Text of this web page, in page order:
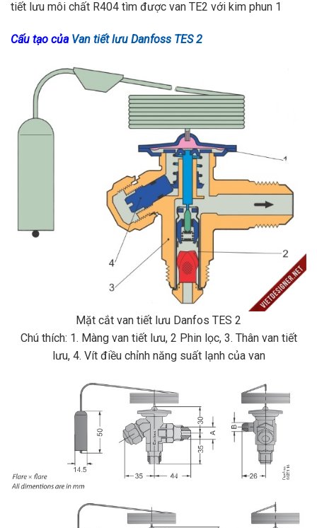
tiết lưu môi chất R404 tìm được van TE2 với kim phun 1
Cấu tạo của Van tiết lưu Danfoss TES 2
Mặt cắt van tiết lưu Danfos TES 2
Chú thích: 1. Màng van tiết lưu, 2 Phin lọc, 3. Thân van tiết
lưu, 4. Vít điều chỉnh năng suất lạnh của van